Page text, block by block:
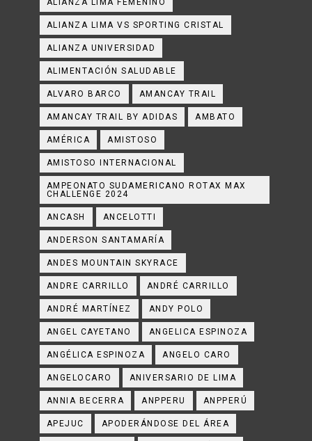
ALIANZA LIMA FEMENINO
ALIANZA LIMA VS SPORTING CRISTAL
ALIANZA UNIVERSIDAD
ALIMENTACIÓN SALUDABLE
ALVARO BARCO AMANCAY TRAIL
AMANCAY TRAIL BY ADIDAS AMBATO
AMÉRICA AMISTOSO
AMISTOSO INTERNACIONAL
AMPEONATO SUDAMERICANO ROTAX MAX
CHALLENGE 2024
ANCASH ANCELOTTI
ANDERSON SANTAMARÍA
ANDES MOUNTAIN SKYRACE
ANDRE CARRILLO ANDRÉ CARRILLO
ANDRÉ MARTÍNEZ ANDY POLO
ANGEL CAYETANO ANGELICA ESPINOZA
ANGÉLICA ESPINOZA ANGELO CARO
ANGELOCARO ANIVERSARIO DE LIMA
ANNIA BECERRA ANPPERU ANPPERÚ
APEJUC APODERÁNDOSE DEL ÁREA